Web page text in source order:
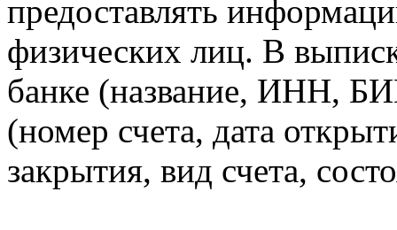
предоставлять
физических лиц. В
банке (название, ИНН,
(номер счета, дата
закрытия, вид счета,